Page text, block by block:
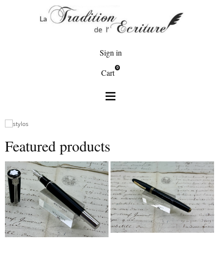
Sign in
Cart 0
Featured products